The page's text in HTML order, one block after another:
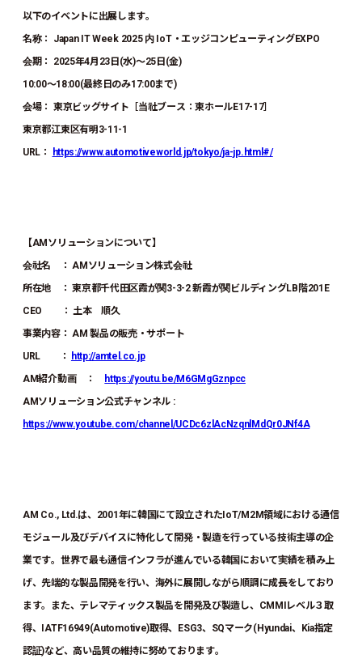
以下のイベントに出展します。
名称： Japan IT Week 2025 内 IoT・エッジコンピューティングEXPO
会期： 2025年4月23日(水)～25日(金)
10:00～18:00(最終日のみ17:00まで)
会場： 東京ビッグサイト［当社ブース：東ホールE17-17］
東京都江東区有明3-11-1
URL：
https://www.automotiveworld.jp/tokyo/ja-jp.html#/
【AMソリューションについて】
会社名 ： AMソリューション株式会社
所在地 ： 東京都千代田区霞が関3-3-2 新霞が関ビルディングLB階201E
CEO ： 土本 順久
事業内容： AM 製品の販売・サポート
URL ：
http://amtel.co.jp
AM紹介動画 ：
https://youtu.be/M6GMgGznpcc
AMソリューション公式チャンネル :
https://www.youtube.com/channel/UCDc6zlAcNzqnlMdQr0JNf4A
AM Co., Ltd.は、2001年に韓国にて設立されたIoT/M2M領域における通信
モジュール及びデバイスに特化して開発・製造を行っている技術主導の企
業です。世界で最も通信インフラが進んでいる韓国において実績を積み上
げ、先端的な製品開発を行い、海外に展開しながら順調に成長をしており
ます。また、テレマティックス製品を開発及び製造し、CMMIレベル３取
得、IATF16949(Automotive)取得、ESG3、SQマーク(Hyundai、Kia指定
認証)など、高い品質の維持に努めております。